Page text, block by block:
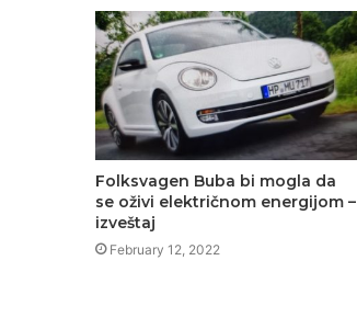
Folksvagen Buba bi mogla da
se oživi električnom energijom –
izveštaj
February 12, 2022